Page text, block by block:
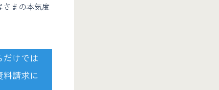
まの本気度
けでは
料請求に